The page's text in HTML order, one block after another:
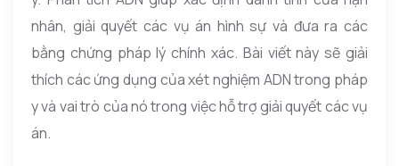
nhân, giải quyết các vụ án hình sự và đưa ra các
bằng chứng pháp lý chính xác. Bài viết này sẽ giải
thích các ứng dụng của xét nghiệm ADN trong pháp
y và vai trò của nó trong việc hỗ trợ giải quyết các vụ
án.